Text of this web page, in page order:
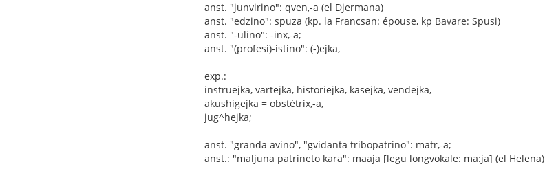
anst. "junvirino": qven,-a (el Djermana)
anst. "edzino": spuza (kp. la Francsan: épouse, kp Bavare: Spusi)
anst. "-ulino": -inx,-a;
anst. "(profesi)-istino": (-)ejka,
exp.:
instruejka, vartejka, historiejka, kasejka, vendejka,
akushigejka = obstétrix,-a,
jug^hejka;
anst. "granda avino", "gvidanta tribopatrino": matr,-a;
anst.: "maljuna patrineto kara": maaja [legu longvokale: ma:ja] (el Helena)